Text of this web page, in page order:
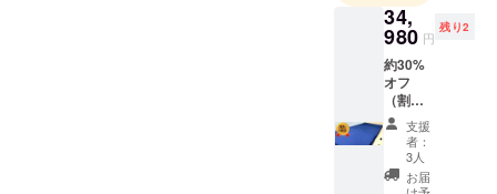
34,
980 円
残り2
約30%
オフ
（割引
前価格
49,800
円）
支援
者：
3人
お届